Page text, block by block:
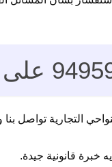
التجارية تواصل
قانونية جيدة.